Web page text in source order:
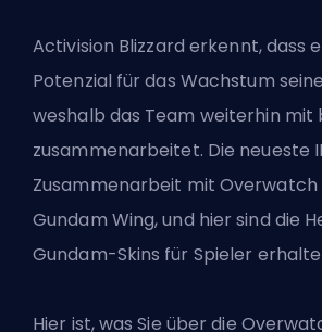
Activision Blizzard erkennt, dass
Potenzial für das Wachstum
weshalb das Team weiterhin mit
zusammenarbeitet. Die neueste
Zusammenarbeit mit Overwatch
Gundam Wing, und hier sind die
Gundam-Skins für Spieler
Hier ist, was Sie über die